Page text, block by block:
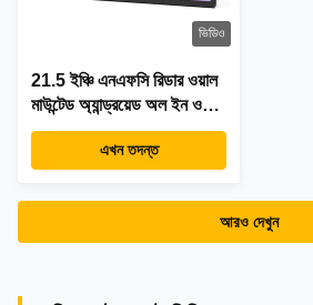
ভিডিও
21.5 ইঞ্চি এনএফসি রিডার ওয়াল
মাউন্টেড অ্যান্ড্রয়েড অল ইন ওয়ান
ট্যাবলেট পিসি 4GB 32GB
ওয়াইফাই আরজে45 নেটওয়ার্ক
এখন তদন্ত
আরও দেখুন